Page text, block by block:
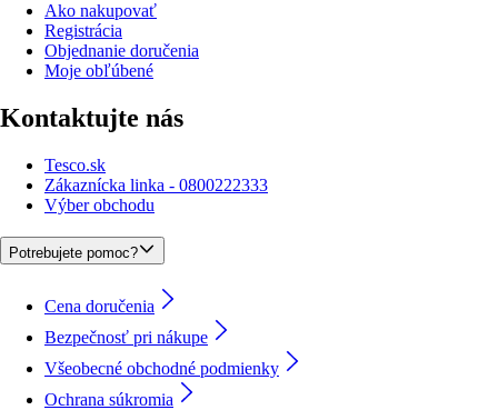
Ako nakupovať
Registrácia
Objednanie doručenia
Moje obľúbené
Kontaktujte nás
Tesco.sk
Zákaznícka linka - 0800222333
Výber obchodu
Potrebujete pomoc?
Cena doručenia
Bezpečnosť pri nákupe
Všeobecné obchodné podmienky
Ochrana súkromia